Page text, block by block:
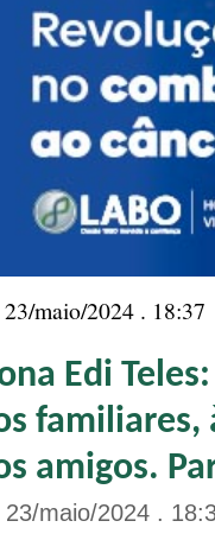
23/maio/2024 . 18:37
Edi
familiares,
amigos.
23/maio/2024 .